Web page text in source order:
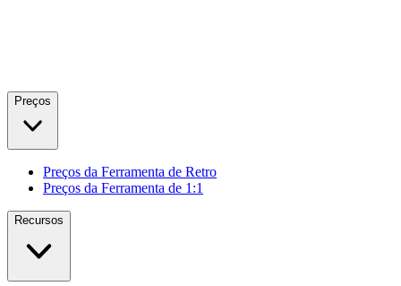
Preços
Preços da Ferramenta de Retro
Preços da Ferramenta de 1:1
Recursos